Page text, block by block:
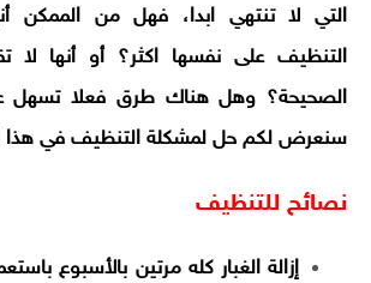
التي لا تنتهي ابدا، فهل من الممكن
التنظيف على نفسها اكثر؟ أو أنها لا
الصحيحة؟ وهل هناك طرق فعلا تسهل
سنعرض لكم حل لمشكلة التنظيف في هذا
نصائح للتنظيف
إزالة الغبار كله مرتين بالأسبوع